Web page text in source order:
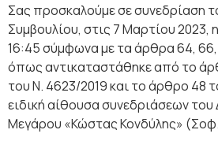
Σας προσκαλούμε σε συνεδρίαση
Συμβουλίου, στις 7 Μαρτίου 2023,
16:45 σύμφωνα με τα άρθρα 64, 66,
όπως αντικαταστάθηκε από το
του Ν. 4623/2019 και το άρθρο 48
ειδική αίθουσα συνεδριάσεων του
Μεγάρου «Κώστας Κονδύλης» (Σοφ.